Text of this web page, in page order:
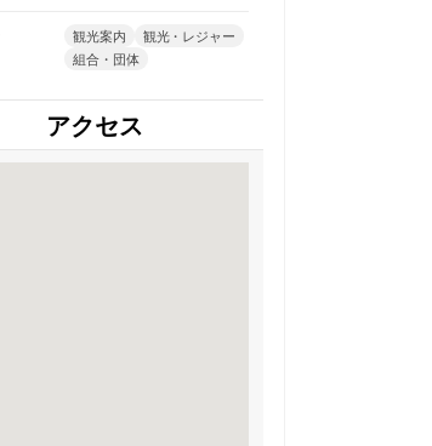
観光案内
観光・レジャー
組合・団体
アクセス